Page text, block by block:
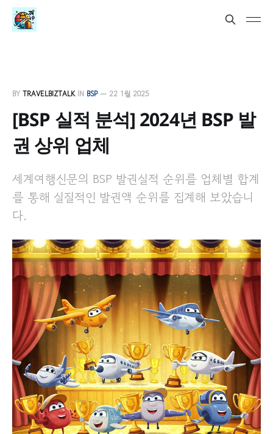
BY TRAVELBIZTALKIN BSP— 22 1월 2025
[BSP 실적 분석] 2024년 BSP 발
권 상위 업체
세계여행신문의 BSP 발권실적 순위를 업체별 합계
를 통해 실질적인 발권액 순위를 집계해 보았습니
다.